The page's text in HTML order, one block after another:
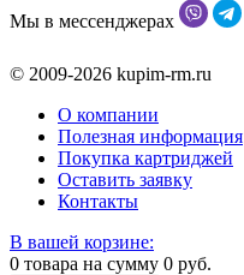
Мы в мессенджерах
© 2009-2026 kupim-rm.ru
О компании
Полезная информация
Покупка картриджей
Оставить заявку
Контакты
В вашей корзине:
0 товара на сумму 0 руб.